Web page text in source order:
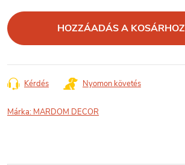
HOZZÁADÁS A KOSÁRHOZ
Kérdés Nyomon követés
Márka: MARDOM DECOR